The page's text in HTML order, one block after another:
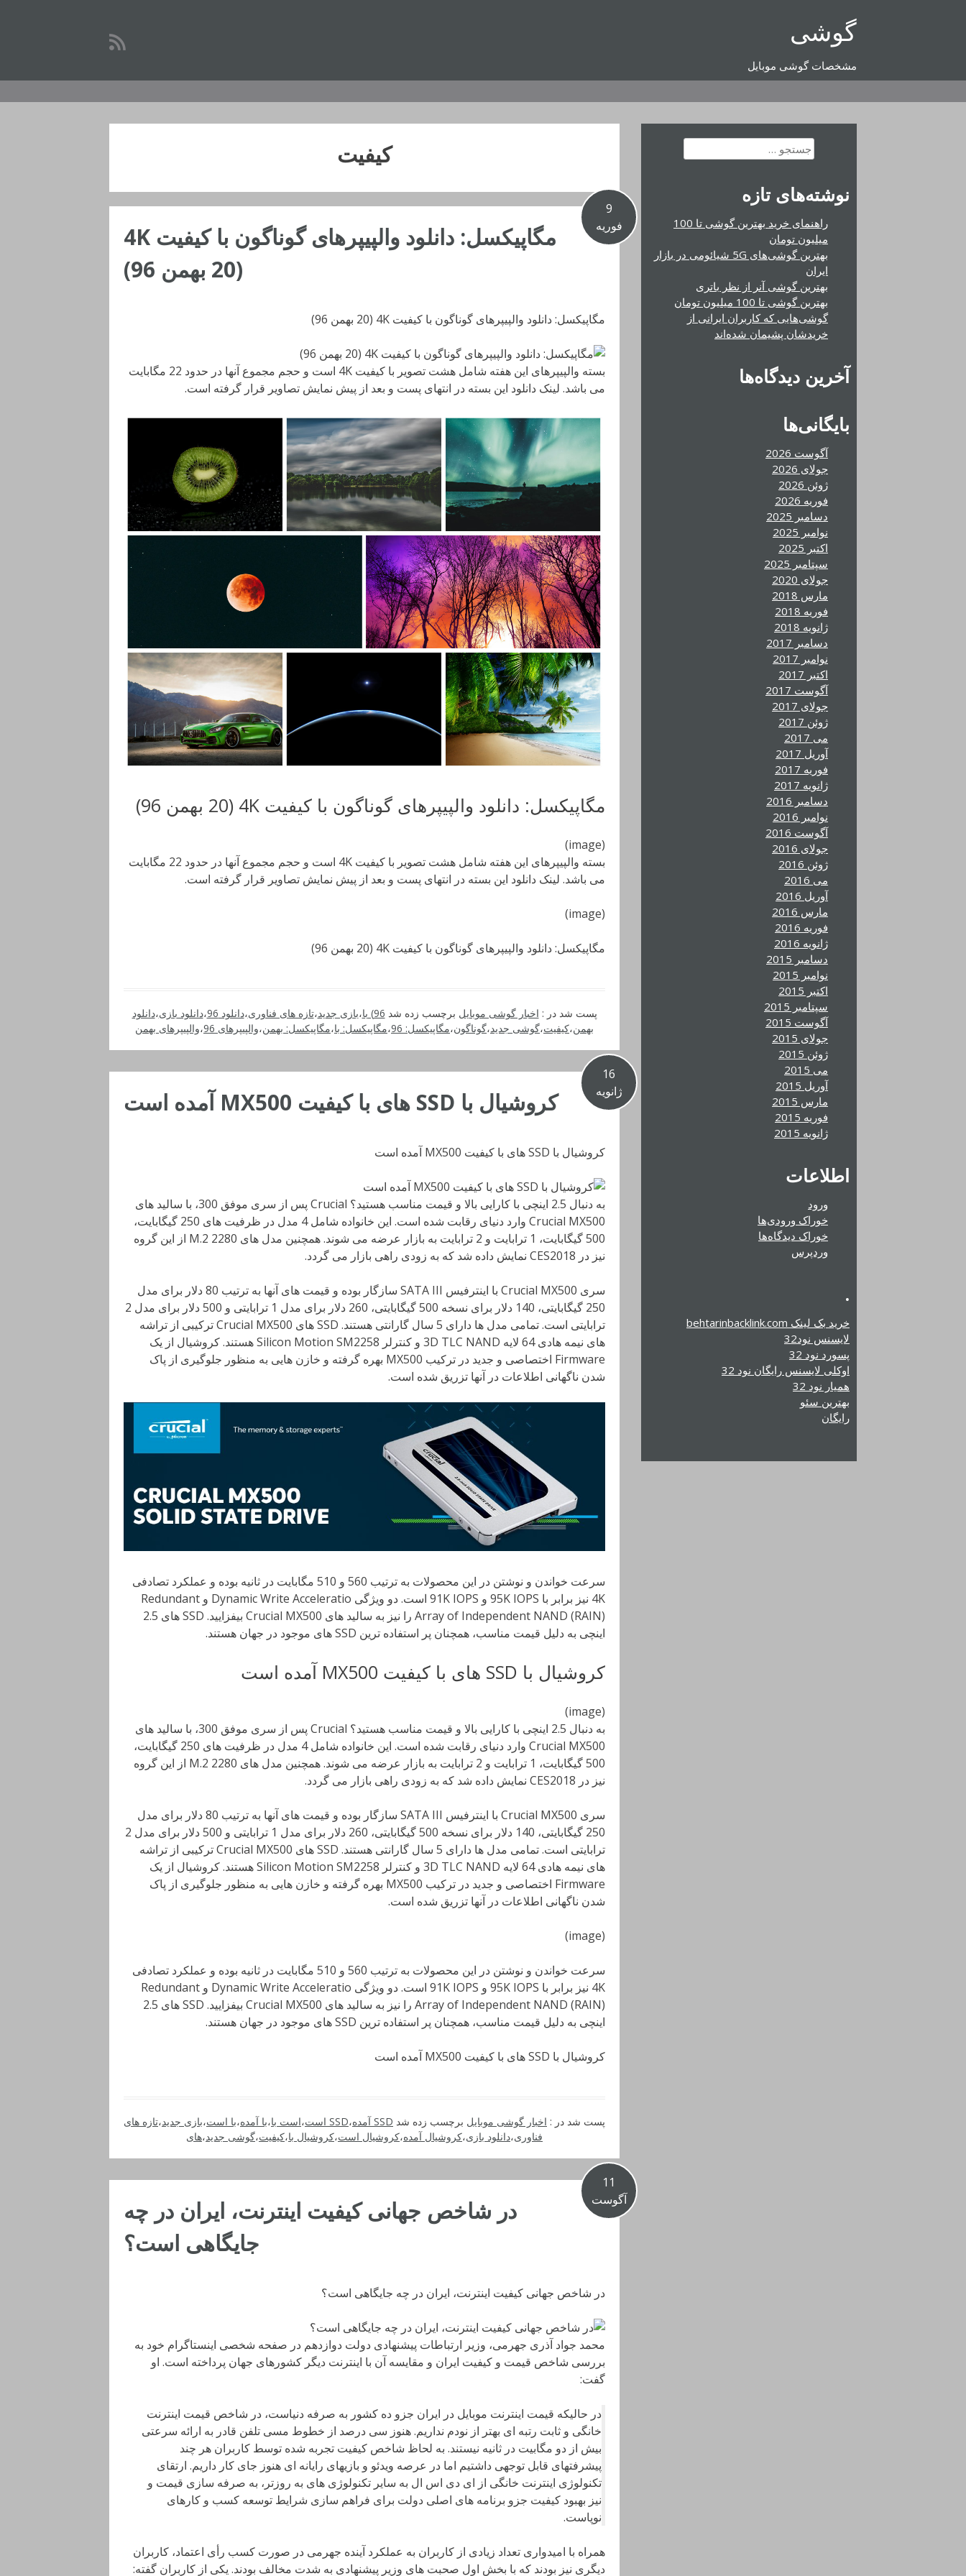
گوشی
مشخصات گوشی موبایل
کیفیت
9
فوریه
مگاپیکسل: دانلود والپیپرهای گوناگون با کیفیت 4K
(20 بهمن 96)
مگاپیکسل: دانلود والپیپرهای گوناگون با کیفیت 4K (20 بهمن 96)
بسته والپیپرهای این هفته شامل هشت تصویر با کیفیت 4K است و حجم مجموع آنها در حدود 22 مگابایت
می باشد. لینک دانلود این بسته در انتهای پست و بعد از پیش نمایش تصاویر قرار گرفته است.
مگاپیکسل: دانلود والپیپرهای گوناگون با کیفیت 4K (20 بهمن 96)
(image)
بسته والپیپرهای این هفته شامل هشت تصویر با کیفیت 4K است و حجم مجموع آنها در حدود 22 مگابایت
می باشد. لینک دانلود این بسته در انتهای پست و بعد از پیش نمایش تصاویر قرار گرفته است.
(image)
مگاپیکسل: دانلود والپیپرهای گوناگون با کیفیت 4K (20 بهمن 96)
پست شد در : اخبار گوشی موبایل برچسب زده شد 96) با ،بازی جدید،تازه های فناوری،دانلود 96 ،دانلود بازی،دانلود
بهمن،کیفیت،گوشی جدید،گوناگون،مگاپیکسل: 96 ،مگاپیکسل: با،مگاپیکسل: بهمن،والپیپرهای 96 ،والپیپرهای بهمن
16
ژانویه
کروشیال با SSD های با کیفیت MX500 آمده است
کروشیال با SSD های با کیفیت MX500 آمده است
به دنبال 2.5 اینچی با کارایی بالا و قیمت مناسب هستید؟ Crucial پس از سری موفق 300، با سالید های
Crucial MX500 وارد دنیای رقابت شده است. این خانواده شامل 4 مدل در ظرفیت های 250 گیگابایت،
500 گیگابایت، 1 ترابایت و 2 ترابایت به بازار عرضه می شوند. همچنین مدل های M.2 2280 از این گروه
نیز در CES2018 نمایش داده شد که به زودی راهی بازار می گردد.
سری Crucial MX500 با اینترفیس
SATA III سازگار بوده و قیمت های آنها به ترتیب 80 دلار برای مدل
250 گیگابایتی، 140 دلار برای نسخه 500 گیگابایتی، 260 دلار برای مدل 1 ترابایتی و 500 دلار برای مدل 2
ترابایتی است. تمامی مدل ها دارای 5 سال گارانتی هستند. SSD های Crucial MX500 ترکیبی از تراشه
های نیمه هادی 64 لایه 3D TLC NAND و کنترلر Silicon Motion SM2258 هستند. کروشیال از یک
Firmware اختصاصی و جدید در ترکیب MX500 بهره گرفته و خازن هایی به منظور جلوگیری از پاک
شدن ناگهانی اطلاعات در آنها تزریق شده است.
سرعت خواندن و نوشتن در این محصولات به ترتیب 560 و 510 مگابایت در ثانیه بوده و عملکرد تصادفی
4K نیز برابر با 95K IOPS و 91K IOPS است. دو ویژگی Dynamic Write Acceleratio و Redundant
Array of Independent NAND (RAIN) را نیز به سالید های Crucial MX500 بیفزایید. SSD های 2.5
اینچی به دلیل قیمت مناسب، همچنان پر استفاده ترین SSD های موجود در جهان هستند.
کروشیال با SSD های با کیفیت MX500 آمده است
(image)
به دنبال 2.5 اینچی با کارایی بالا و قیمت مناسب هستید؟ Crucial پس از سری موفق 300، با سالید های
Crucial MX500 وارد دنیای رقابت شده است. این خانواده شامل 4 مدل در ظرفیت های 250 گیگابایت،
500 گیگابایت، 1 ترابایت و 2 ترابایت به بازار عرضه می شوند. همچنین مدل های M.2 2280 از این گروه
نیز در CES2018 نمایش داده شد که به زودی راهی بازار می گردد.
سری Crucial MX500 با اینترفیس
SATA III سازگار بوده و قیمت های آنها به ترتیب 80 دلار برای مدل
250 گیگابایتی، 140 دلار برای نسخه 500 گیگابایتی، 260 دلار برای مدل 1 ترابایتی و 500 دلار برای مدل 2
ترابایتی است. تمامی مدل ها دارای 5 سال گارانتی هستند. SSD های Crucial MX500 ترکیبی از تراشه
های نیمه هادی 64 لایه 3D TLC NAND و کنترلر Silicon Motion SM2258 هستند. کروشیال از یک
Firmware اختصاصی و جدید در ترکیب MX500 بهره گرفته و خازن هایی به منظور جلوگیری از پاک
شدن ناگهانی اطلاعات در آنها تزریق شده است.
(image)
سرعت خواندن و نوشتن در این محصولات به ترتیب 560 و 510 مگابایت در ثانیه بوده و عملکرد تصادفی
4K نیز برابر با 95K IOPS و 91K IOPS است. دو ویژگی Dynamic Write Acceleratio و Redundant
Array of Independent NAND (RAIN) را نیز به سالید های Crucial MX500 بیفزایید. SSD های 2.5
اینچی به دلیل قیمت مناسب، همچنان پر استفاده ترین SSD های موجود در جهان هستند.
کروشیال با SSD های با کیفیت MX500 آمده است
پست شد در : اخبار گوشی موبایل برچسب زده شد SSD آمده ،SSD است ،است با،با آمده،با است،بازی جدید،تازه های
فناوری،دانلود بازی،کروشیال آمده،کروشیال است،کروشیال با،کیفیت،گوشی جدید،های
11
آگوست
در شاخص جهانی کیفیت اینترنت، ایران در چه
جایگاهی است؟
در شاخص جهانی کیفیت اینترنت، ایران در چه جایگاهی است؟
محمد جواد آذری جهرمی، وزیر ارتباطات پیشنهادی دولت دوازدهم در صفحه شخصی اینستاگرام خود به
بررسی شاخص قیمت و کیفیت ایران و مقایسه آن با اینترنت دیگر کشورهای جهان پرداخته است. او
گفت:
در حالیکه قیمت اینترنت موبایل در ایران جزو ده کشور به صرفه دنیاست، در شاخص قیمت اینترنت
خانگی و ثابت رتبه ای بهتر از نودم نداریم. هنوز سی درصد از خطوط مسی تلفن قادر به ارائه سرعتی
بیش از دو مگابیت در ثانیه نیستند. به لحاظ شاخص کیفیت تجربه شده توسط کاربران هر چند
پیشرفتهای قابل توجهی داشتیم اما در عرصه ویدئو و بازیهای رایانه ای هنوز جای کار داریم. ارتقای
تکنولوژی اینترنت خانگی از ای دی اس ال به سایر تکنولوژی های به روزتر، به صرفه سازی قیمت و
نیز بهبود کیفیت جزو برنامه های اصلی دولت برای فراهم سازی شرایط توسعه کسب و کارهای
نوپاست.
همراه با امیدواری تعداد زیادی از کاربران به عملکرد آینده جهرمی در صورت کسب رأی اعتماد، کاربران
دیگری نیز بودند که با بخش اول صحبت های وزیر پیشنهادی به شدت مخالف بودند. یکی از کاربران گفته:
جستجو
برای:
نوشته‌های تازه
راهنمای خرید بهترین گوشی تا 100
میلیون تومان
بهترین گوشی‌های 5G شیائومی در بازار
ایران
بهترین گوشی آنر از نظر باتری
بهترین گوشی تا 100 میلیون تومان
گوشی‌هایی که کاربران ایرانی از
خریدشان پشیمان شده‌اند
آخرین دیدگاه‌ها
بایگانی‌ها
آگوست 2026
جولای 2026
ژوئن 2026
فوریه 2026
دسامبر 2025
نوامبر 2025
اکتبر 2025
سپتامبر 2025
جولای 2020
مارس 2018
فوریه 2018
ژانویه 2018
دسامبر 2017
نوامبر 2017
اکتبر 2017
آگوست 2017
جولای 2017
ژوئن 2017
می 2017
آوریل 2017
فوریه 2017
ژانویه 2017
دسامبر 2016
نوامبر 2016
آگوست 2016
جولای 2016
ژوئن 2016
می 2016
آوریل 2016
مارس 2016
فوریه 2016
ژانویه 2016
دسامبر 2015
نوامبر 2015
اکتبر 2015
سپتامبر 2015
آگوست 2015
جولای 2015
ژوئن 2015
می 2015
آوریل 2015
مارس 2015
فوریه 2015
ژانویه 2015
اطلاعات
ورود
خوراک ورودی‌ها
خوراک دیدگاه‌ها
وردپرس
.
خرید بک لینک behtarinbacklink.com
لایسنس نود32
پسورد نود 32
اوکلی لایسنس رایگان نود 32
همیار نود 32
بهترین سئو
رایگان